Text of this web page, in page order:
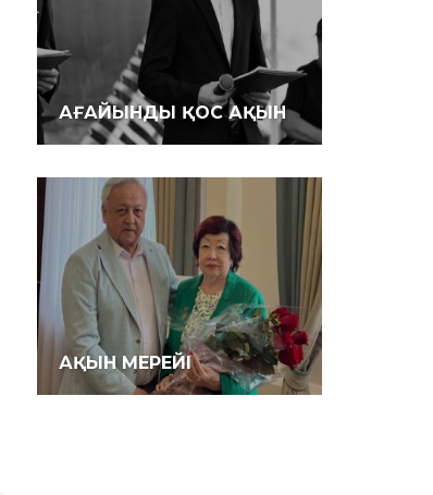
АҒАЙЫНДЫ ҚОС АҚЫН
АҚЫН МЕРЕЙІ